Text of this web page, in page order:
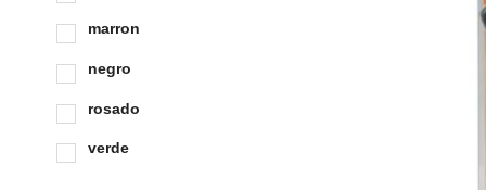
marron
negro
rosado
verde